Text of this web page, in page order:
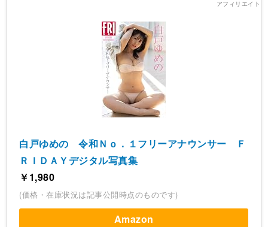
白戸ゆめの 令和Ｎｏ．１フリーアナウンサー Ｆ
ＲＩＤＡＹデジタル写真集
￥1,980
(価格・在庫状況は記事公開時点のものです)
Amazon